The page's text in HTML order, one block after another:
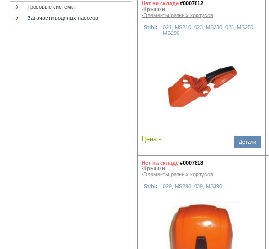
Тросовые системы
Запачасти водяных насосов
Нет на складе #0007812
-Крышки
-Элементы разных корпусов
Stihl:
021, MS210, 023, MS230, 025, MS250,
MS290
Цена - Детали
Нет на складе #0007818
-Крышки
-Элементы разных корпусов
Stihl: 029, MS290, 039, MS390